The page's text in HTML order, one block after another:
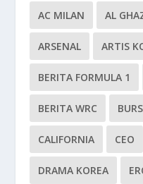
AC MILAN AL
ARSENAL ARTIS
BERITA FORMULA 1
BERITA WRC
CALIFORNIA CEO
DRAMA KOREA